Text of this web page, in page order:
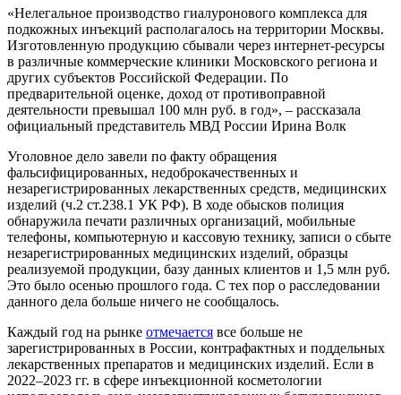
«Нелегальное производство гиалуронового комплекса для
подкожных инъекций располагалось на территории Москвы.
Изготовленную продукцию сбывали через интернет-ресурсы
в различные коммерческие клиники Московского региона и
других субъектов Российской Федерации. По
предварительной оценке, доход от противоправной
деятельности превышал 100 млн руб. в год», – рассказала
официальный представитель МВД России Ирина Волк
Уголовное дело завели по факту обращения
фальсифицированных, недоброкачественных и
незарегистрированных лекарственных средств, медицинских
изделий (ч.2 ст.238.1 УК РФ). В ходе обысков полиция
обнаружила печати различных организаций, мобильные
телефоны, компьютерную и кассовую технику, записи о сбыте
незарегистрированных медицинских изделий, образцы
реализуемой продукции, базу данных клиентов и 1,5 млн руб.
Это было осенью прошлого года. С тех пор о расследовании
данного дела больше ничего не сообщалось.
Каждый год на рынке отмечается все больше не
зарегистрированных в России, контрафактных и поддельных
лекарственных препаратов и медицинских изделий. Если в
2022–2023 гг. в сфере инъекционной косметологии